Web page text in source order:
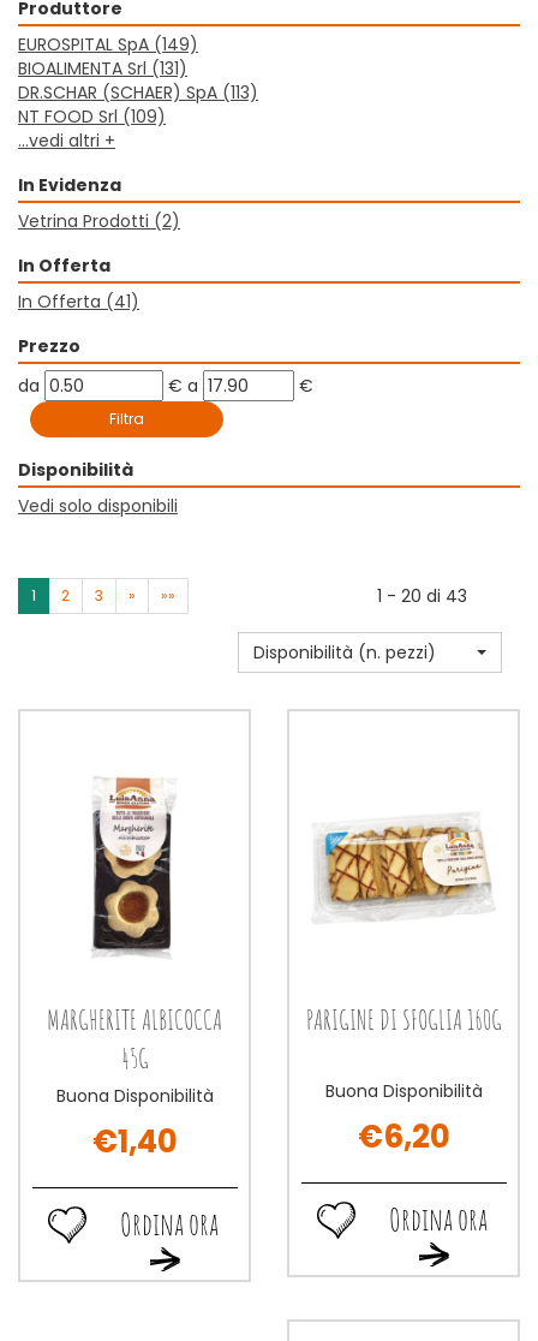
Produttore
EUROSPITAL SpA (149)
BIOALIMENTA Srl (131)
DR.SCHAR (SCHAER) SpA (113)
NT FOOD Srl (109)
...vedi altri +
In Evidenza
Vetrina Prodotti (2)
In Offerta
In Offerta (41)
Prezzo
filtra
da
da € filtra
a
a €
Disponibilità
Vedi solo disponibili
1 2 3 » »» 1 - 20 di 43
Disponibilità (n. pezzi)
MARGHERITE ALBICOCCA
45G
Buona Disponibilità
€1,40
Ordina ora
Ordina
ora MARGHERITE
Ordina
ora MARGHERITE
ALBICOCCA
PARIGINE DI SFOGLIA 160G
Buona Disponibilità
€6,20
Ordina ora
Ordina
ora PARIGINE
SFOGLIA
Ordina
ora PARIGINE
DI